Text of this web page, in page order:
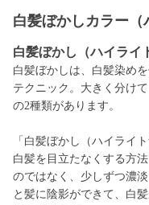
白髪ぼかしカラー
白髪ぼかし（ハイライ
白髪ぼかしは、白髪染め
テクニック。大きく分け
の2種類があります。
「白髪ぼかし（ハイライ
白髪を目立たなくする方
のではなく、少しずつ濃
と髪に陰影ができて、白